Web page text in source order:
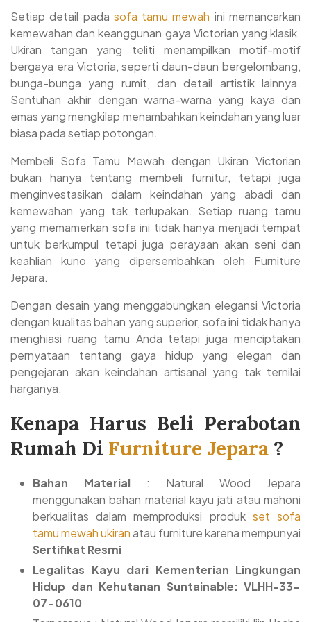
Kami buatkan invoice sebagai bukti pemesanan dan
barang pemesanan akan kami proses
Pelunasan 25-30% bisa Anda bayarkan saat produk
furniture Sofa Tamu Mewah NWJ-43 yang Anda pesan
sudah selesai siap kirim dan sampai di lokasi.
Setiap detail pada sofa tamu mewah ini memancarkan
kemewahan dan keanggunan gaya Victorian yang klasik.
Ukiran tangan yang teliti menampilkan motif-motif
bergaya era Victoria, seperti daun-daun bergelombang,
bunga-bunga yang rumit, dan detail artistik lainnya.
Sentuhan akhir dengan warna-warna yang kaya dan
emas yang mengkilap menambahkan keindahan yang luar
biasa pada setiap potongan.
Membeli Sofa Tamu Mewah dengan Ukiran Victorian
bukan hanya tentang membeli furnitur, tetapi juga
menginvestasikan dalam keindahan yang abadi dan
kemewahan yang tak terlupakan. Setiap ruang tamu
yang memamerkan sofa ini tidak hanya menjadi tempat
untuk berkumpul tetapi juga perayaan akan seni dan
keahlian kuno yang dipersembahkan oleh Furniture
Jepara.
Dengan desain yang menggabungkan elegansi Victoria
dengan kualitas bahan yang superior, sofa ini tidak hanya
menghiasi ruang tamu Anda tetapi juga menciptakan
pernyataan tentang gaya hidup yang elegan dan
pengejaran akan keindahan artisanal yang tak ternilai
harganya.
Kenapa Harus Beli Perabotan
Rumah Di Furniture Jepara ?
Bahan Material : Natural Wood Jepara
menggunakan bahan material kayu jati atau mahoni
berkualitas dalam memproduksi produk set sofa
tamu mewah ukiranatau furniture karena mempunyai
Sertifikat Resmi
Legalitas Kayu dari Kementerian Lingkungan
Hidup dan Kehutanan Suntainable: VLHH-33-
07-0610